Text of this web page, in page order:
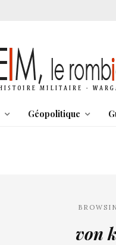
Géopolitique
von